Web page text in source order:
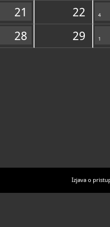
21 22 4
28 29 1
Izjava o